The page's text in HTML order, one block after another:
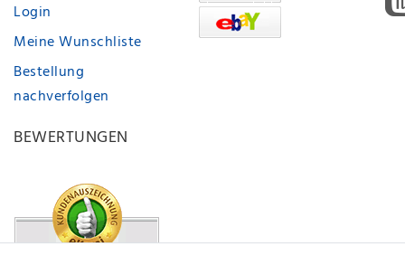
Login
Meine Wunschliste
Bestellung
nachverfolgen
BEWERTUNGEN